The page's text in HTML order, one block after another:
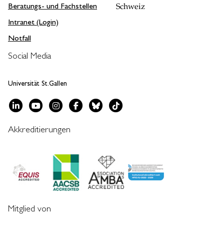
Social Media
Universität St.Gallen
Beratungs- und Fachstellen
Intranet (Login)
Notfall
Schweiz
Akkreditierungen
Mitglied von